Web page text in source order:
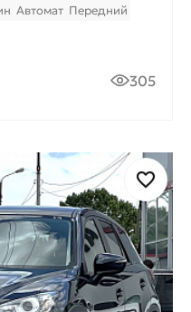
Автомат Передний
305